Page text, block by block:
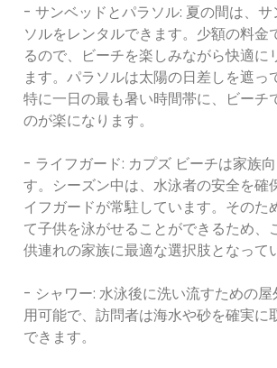
- サンベッドとパラソル: 夏の間は、サ
ソルをレンタルできます。少額の料金
るので、ビーチを楽しみながら快適に
ます。パラソルは太陽の日差しを遮っ
特に一日の最も暑い時間帯に、ビーチ
のが楽になります。
- ライフガード: カプズ ビーチは家族
す。シーズン中は、水泳者の安全を確
イフガードが常駐しています。そのた
て子供を泳がせることができるため、
供連れの家族に最適な選択肢となって
- シャワー: 水泳後に洗い流すための
用可能で、訪問者は海水や砂を確実に
できます。